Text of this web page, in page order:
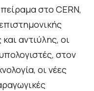
στο CERN,
αντιύλης, οι
στον
οι νέες